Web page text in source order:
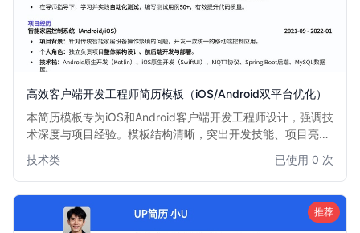
高效客户端开发工程师简历模板（iOS/Android双平台优化）
本简历模板专为iOS和Android客户端开发工程师设计，强调技
术深度与项目经验。模板结构清晰，突出开发技能、项目亮点
或Android双平台开发经验的工程师。简洁专业的版面布局，
确保信息传达高效。
技术类 已使用 0 次
推荐